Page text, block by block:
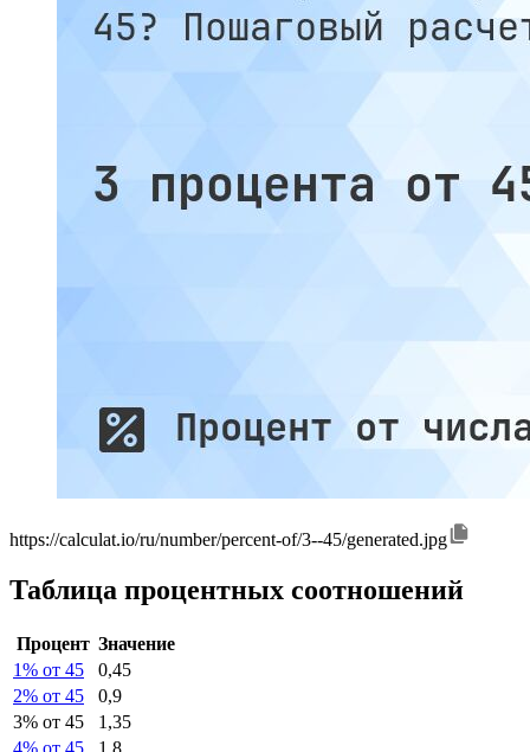
https://calculat.io/ru/number/percent-of/3--45/generated.jpg
Таблица процентных соотношений
Процент Значение
1% от 45
0,45
2% от 45
0,9
3% от 45
1,35
4% от 45
1,8